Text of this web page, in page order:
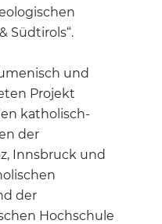
Südtirols“.
und
Projekt
katholisch-
der
Innsbruck und
der
Hochschule